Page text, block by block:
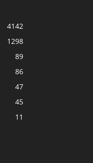
4142
1298
89
86
47
45
11